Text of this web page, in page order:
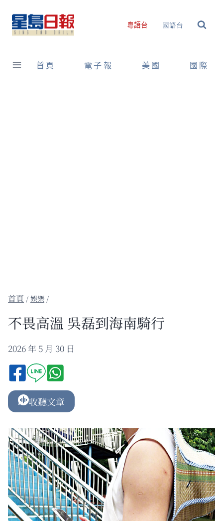
content
粵語台 國語台
首頁 電子報 美國 國際
/娛樂 /
不畏高溫 吳磊到海南騎行
2026 年 5 月 30 日
收聽文章